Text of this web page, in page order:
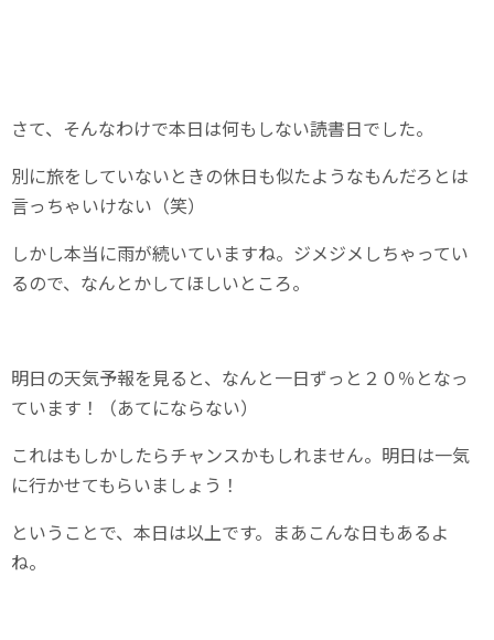
さて、そんなわけで本日は何もしない読書日でした。
別に旅をしていないときの休日も似たようなもんだろとは
言っちゃいけない（笑）
しかし本当に雨が続いていますね。ジメジメしちゃってい
るので、なんとかしてほしいところ。
明日の天気予報を見ると、なんと一日ずっと２０％となっ
ています！（あてにならない）
これはもしかしたらチャンスかもしれません。明日は一気
に行かせてもらいましょう！
ということで、本日は以上です。まあこんな日もあるよ
ね。